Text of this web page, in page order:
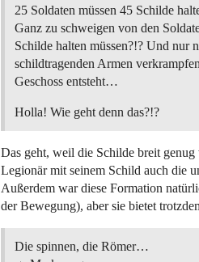
25 Soldaten müssen 45 Schilde
Ganz zu schweigen von den
Schilde halten müssen?!? Und nur
schildtragenden Armen
Geschoss entsteht…
Holla! Wie geht denn das?!?
Das geht, weil die Schilde breit genug
Legionär mit seinem Schild auch die
Außerdem war diese Formation
der Bewegung), aber sie bietet
Die spinnen, die Römer…